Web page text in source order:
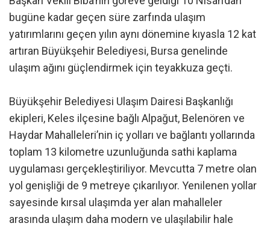
bugüne kadar geçen süre zarfında ulaşım
yatırımlarını geçen yılın aynı dönemine kıyasla 12 kat
artıran Büyükşehir Belediyesi, Bursa genelinde
ulaşım ağını güçlendirmek için teyakkuza geçti.
Büyükşehir Belediyesi Ulaşım Dairesi Başkanlığı
ekipleri, Keles ilçesine bağlı Alpağut, Belenören ve
Haydar Mahalleleri’nin iç yolları ve bağlantı yollarında
toplam 13 kilometre uzunluğunda sathi kaplama
uygulaması gerçekleştiriliyor. Mevcutta 7 metre olan
yol genişliği de 9 metreye çıkarılıyor. Yenilenen yollar
sayesinde kırsal ulaşımda yer alan mahalleler
arasında ulaşım daha modern ve ulaşılabilir hale